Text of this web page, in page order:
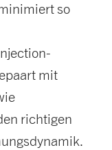
so
mit
richtigen